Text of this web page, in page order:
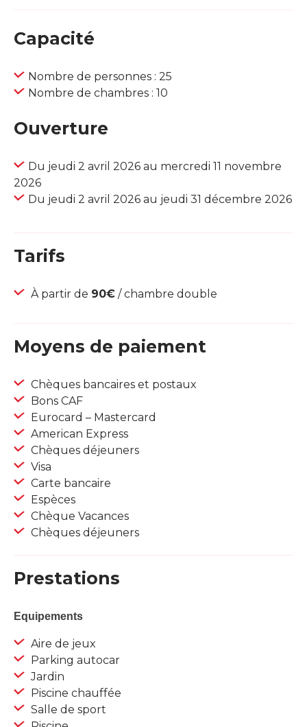
Capacité
Nombre de personnes : 25
Nombre de chambres : 10
Ouverture
Du jeudi 2 avril 2026 au mercredi 11 novembre
2026
Du jeudi 2 avril 2026 au jeudi 31 décembre 2026
Tarifs
À partir de 90€ / chambre double
Moyens de paiement
Chèques bancaires et postaux
Bons CAF
Eurocard – Mastercard
American Express
Chèques déjeuners
Visa
Carte bancaire
Espèces
Chèque Vacances
Chèques déjeuners
Prestations
Equipements
Aire de jeux
Parking autocar
Jardin
Piscine chauffée
Salle de sport